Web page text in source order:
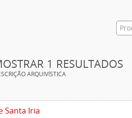
1 RESULTADOS
ARQUIVÍSTICA
Santa Iria